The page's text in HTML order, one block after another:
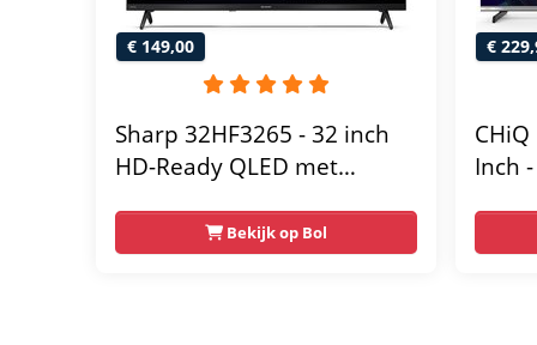
€ 149,00
Sharp 32HF3265 - 32 inch
HD-Ready QLED met
Bekijk op Bol
€
Inch